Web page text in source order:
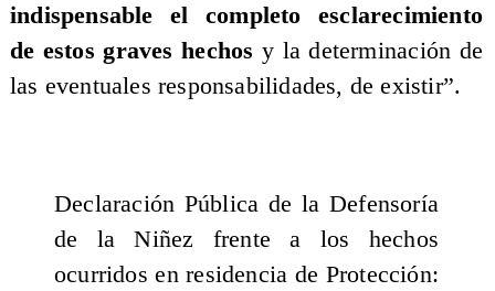
indispensable el completo esclarecimiento
de estos graves hechos y la determinación de
las eventuales responsabilidades, de existir”.
Declaración Pública de la Defensoría
de la Niñez frente a los hechos
ocurridos en residencia de Protección: